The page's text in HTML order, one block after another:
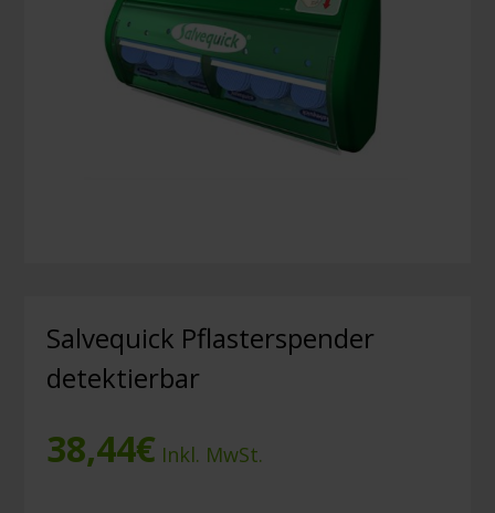
Salvequick Pflasterspender
detektierbar
38,44€ Inkl. MwSt.